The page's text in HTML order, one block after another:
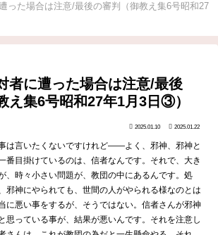
った場合は注意/最後の審判（御教え集6号昭和27
者に遭った場合は注意/最後
え集6号昭和27年1月3日③）
2025.01.10 2025.01.22
は言いたくないですけれど――よく、邪神、邪神と
番目掛けているのは、信者なんです。それで、大き
、時々小さい問題が、教団の中にあるんです。処
邪神にやられても、世間の人がやられる様なのとは
に悪い事をするが、そうではない。信者さんが邪神
思っている事が、結果が悪いんです。それを注意し